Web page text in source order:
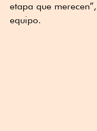
etapa que
equipo.